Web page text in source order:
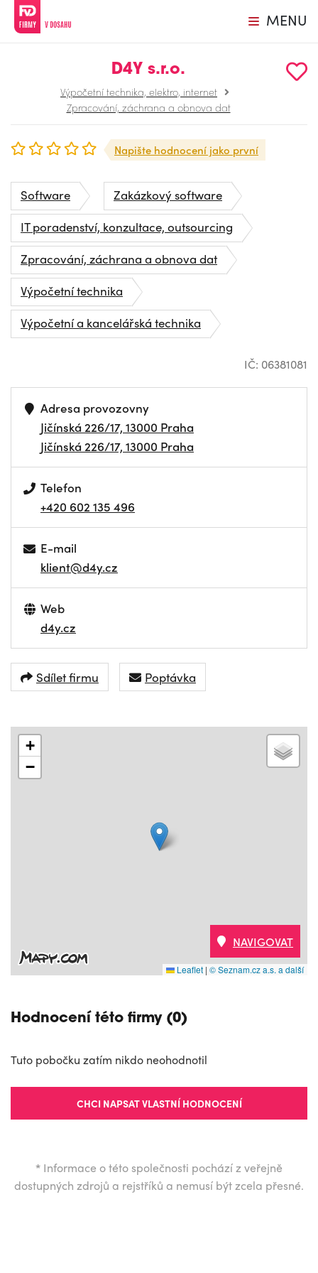
MENU
D4Y s.r.o.
Výpočetní technika, elektro, internet
Zpracování, záchrana a obnova dat
Napište hodnocení jako první
Software
Zakázkový software
IT poradenství, konzultace, outsourcing
Zpracování, záchrana a obnova dat
Výpočetní technika
Výpočetní a kancelářská technika
IČ: 06381081
Adresa provozovny
Jičínská 226/17, 13000 Praha
Jičínská 226/17, 13000 Praha
Telefon
+420 602 135 496
E-mail
klient@d4y.cz
Web
d4y.cz
Sdílet firmu Poptávka
+
−
Leaflet | © Seznam.cz a.s. a další
NAVIGOVAT
Hodnocení této firmy (0)
Tuto pobočku zatím nikdo neohodnotil
CHCI NAPSAT VLASTNÍ HODNOCENÍ
* Informace o této společnosti pochází z veřejně
dostupných zdrojů a rejstříků a nemusí být zcela přesné.